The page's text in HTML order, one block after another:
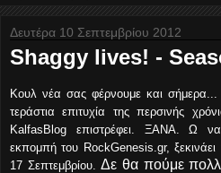
Δευτέρα 10 Σεπτεμβρίου 2012
Shaggy lives! -
Κουλ νέα σας φέρνουμε και σήμερα...
τεράστια επιτυχία της περσινής
KalfasBlog επιστρέφει. ΞΑΝΑ. Ω
εκπομπή του RockGenesis.gr, ξεκινάει
17 Σεπτεμβρίου. Δε θα πούμε